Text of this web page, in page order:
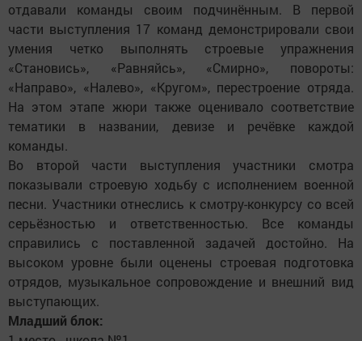
отдавали команды своим подчинённым. В первой
части выступления 17 команд демонстрировали свои
умения четко выполнять строевые упражнения
«Становись», «Равняйсь», «Смирно», повороты:
«Направо», «Налево», «Кругом», перестроение отряда.
На этом этапе жюри также оценивало соответствие
тематики в названии, девизе и речёвке каждой
команды.
Во второй части выступления участники смотра
показывали строевую ходьбу с исполнением военной
песни. Участники отнеслись к смотру-конкурсу со всей
серьёзностью и ответственностью. Все команды
справились с поставленной задачей достойно. На
высоком уровне были оценены строевая подготовка
отрядов, музыкальное сопровождение и внешний вид
выступающих.
Младший блок: